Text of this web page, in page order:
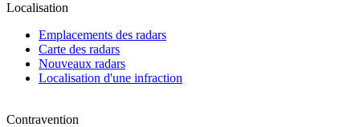
Localisation
Emplacements des radars
Carte des radars
Nouveaux radars
Localisation d'une infraction
Contravention